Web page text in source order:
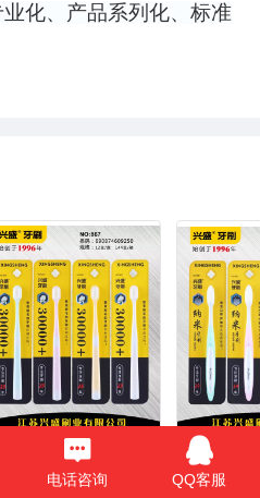
化、产品系列化、标准
电话咨询 QQ客服